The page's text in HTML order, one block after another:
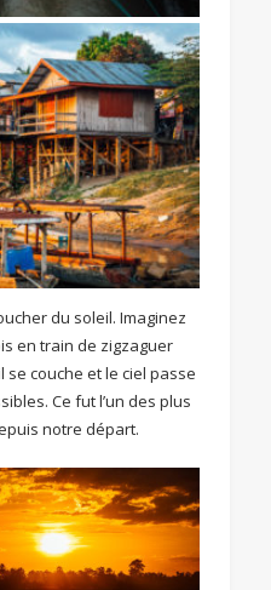
du soleil. Imaginez
en train de zigzaguer
couche et le ciel passe
Ce fut l’un des plus
notre départ.